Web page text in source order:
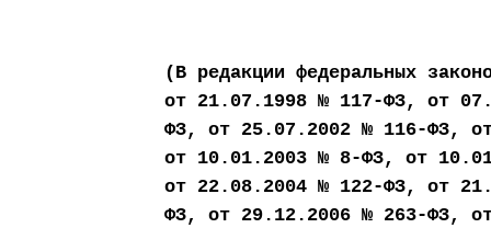
(В редакции федеральных
от 21.07.1998 № 117-ФЗ, от
ФЗ, от 25.07.2002 № 116-ФЗ,
от 10.01.2003 № 8-ФЗ, от
от 22.08.2004 № 122-ФЗ, от
ФЗ, от 29.12.2006 № 263-ФЗ,